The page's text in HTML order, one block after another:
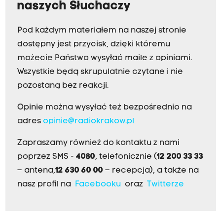
naszych Słuchaczy
Pod każdym materiałem na naszej stronie
dostępny jest przycisk, dzięki któremu
możecie Państwo wysyłać maile z opiniami.
Wszystkie będą skrupulatnie czytane i nie
pozostaną bez reakcji.
Opinie można wysyłać też bezpośrednio na
adres opinie@radiokrakow.pl
Zapraszamy również do kontaktu z nami
poprzez SMS - 4080, telefonicznie (12 200 33 33
– antena,12 630 60 00 – recepcja), a także na
nasz profil na
Facebookuoraz Twitterze